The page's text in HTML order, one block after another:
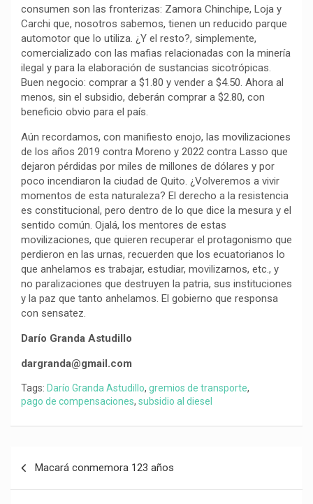
consumen son las fronterizas: Zamora Chinchipe, Loja y
Carchi que, nosotros sabemos, tienen un reducido parque
automotor que lo utiliza. ¿Y el resto?, simplemente,
comercializado con las mafias relacionadas con la minería
ilegal y para la elaboración de sustancias sicotrópicas.
Buen negocio: comprar a $1.80 y vender a $4.50. Ahora al
menos, sin el subsidio, deberán comprar a $2.80, con
beneficio obvio para el país.
Aún recordamos, con manifiesto enojo, las movilizaciones
de los años 2019 contra Moreno y 2022 contra Lasso que
dejaron pérdidas por miles de millones de dólares y por
poco incendiaron la ciudad de Quito. ¿Volveremos a vivir
momentos de esta naturaleza? El derecho a la resistencia
es constitucional, pero dentro de lo que dice la mesura y el
sentido común. Ojalá, los mentores de estas
movilizaciones, que quieren recuperar el protagonismo que
perdieron en las urnas, recuerden que los ecuatorianos lo
que anhelamos es trabajar, estudiar, movilizarnos, etc., y
no paralizaciones que destruyen la patria, sus instituciones
y la paz que tanto anhelamos. El gobierno que responsa
con sensatez.
Darío Granda Astudillo
dargranda@gmail.com
Tags: Darío Granda Astudillo, gremios de transporte,
pago de compensaciones, subsidio al diesel
Macará conmemora 123 años